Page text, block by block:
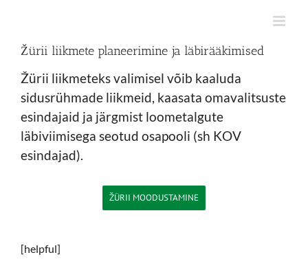
Žürii liikmete planeerimine ja läbirääkimised
Žürii liikmeteks valimisel võib kaaluda
sidusrühmade liikmeid, kaasata omavalitsuste
esindajaid ja järgmist loometalgute
läbiviimisega seotud osapooli (sh KOV
esindajad).
ŽÜRII MOODUSTAMINE
[helpful]